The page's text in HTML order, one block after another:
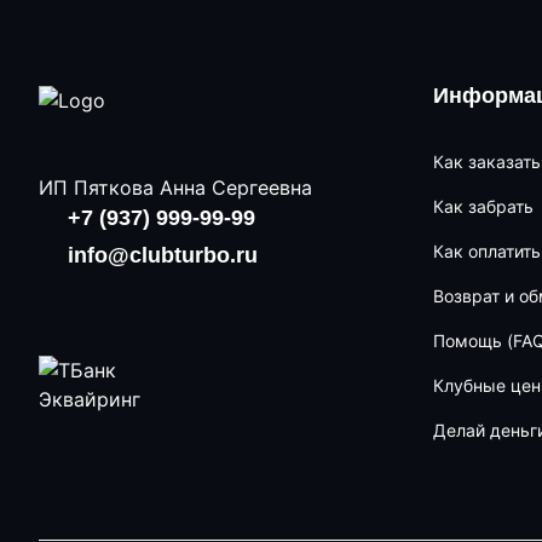
ИП Пяткова Анна Сергеевна
+7 (937) 999-99-99
info@clubturbo.ru
Как заказать
Как забрать
Как оплатить
Возврат и
Помощь
Клубные
Делай